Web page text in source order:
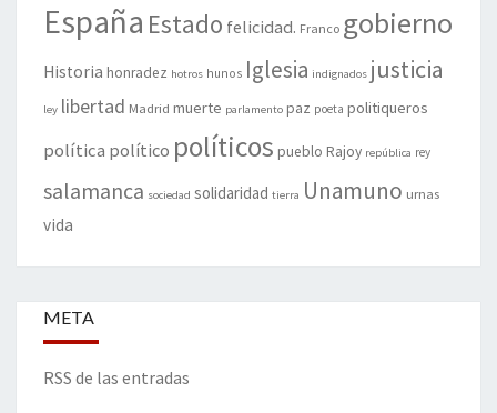
España Estado felicidad. Franco gobierno
Historia honradez hotros hunos Iglesia indignados justicia
ley libertad Madrid muerte parlamento paz poeta politiqueros
política político políticos pueblo Rajoy república rey
salamanca sociedad solidaridad tierra Unamuno urnas
vida
META
RSS de las entradas